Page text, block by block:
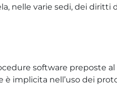
nelle varie sedi, dei diritti
software preposte
è implicita nell’uso dei